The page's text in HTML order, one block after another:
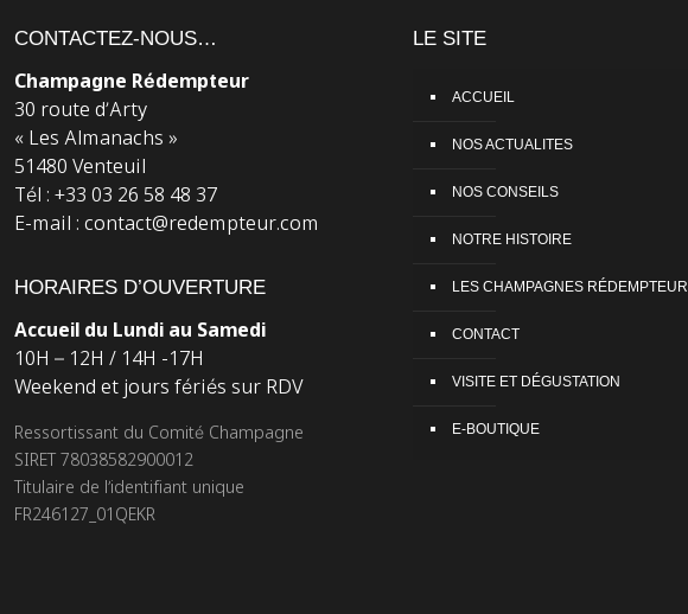
CONTACTEZ-NOUS…
Champagne Rédempteur
30 route d’Arty
« Les Almanachs »
51480 Venteuil
Tél : +33 03 26 58 48 37
E-mail : contact@redempteur.com
HORAIRES D’OUVERTURE
Accueil du Lundi au Samedi
10H – 12H / 14H -17H
Weekend et jours fériés sur RDV
Ressortissant du Comité Champagne
SIRET 78038582900012
Titulaire de l’identifiant unique
FR246127_01QEKR
LE SITE
ACCUEIL
NOS ACTUALITES
NOS CONSEILS
NOTRE HISTOIRE
LES CHAMPAGNES RÉDEMPTEUR
CONTACT
VISITE ET DÉGUSTATION
E-BOUTIQUE